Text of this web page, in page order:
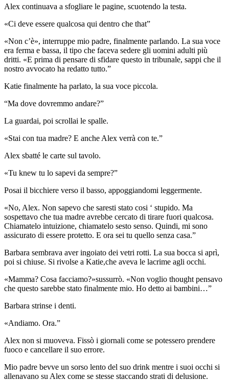
Alex continuava a sfogliare le pagine, scuotendo la testa.
«Ci deve essere qualcosa qui dentro che that”
«Non c’è», interruppe mio padre, finalmente parlando. La sua voce
era ferma e bassa, il tipo che faceva sedere gli uomini adulti più
dritti. «E prima di pensare di sfidare questo in tribunale, sappi che il
nostro avvocato ha redatto tutto.”
Katie finalmente ha parlato, la sua voce piccola.
“Ma dove dovremmo andare?”
La guardai, poi scrollai le spalle.
«Stai con tua madre? E anche Alex verrà con te.”
Alex sbatté le carte sul tavolo.
«Tu knew tu lo sapevi da sempre?”
Posai il bicchiere verso il basso, appoggiandomi leggermente.
«No, Alex. Non sapevo che saresti stato cosi ‘ stupido. Ma
sospettavo che tua madre avrebbe cercato di tirare fuori qualcosa.
Chiamatelo intuizione, chiamatelo sesto senso. Quindi, mi sono
assicurato di essere protetto. E ora sei tu quello senza casa.”
Barbara sembrava aver ingoiato dei vetri rotti. La sua bocca si aprì,
poi si chiuse. Si rivolse a Katie,che aveva le lacrime agli occhi.
«Mamma? Cosa facciamo?»sussurrò. «Non voglio thought pensavo
che questo sarebbe stato finalmente mio. Ho detto ai bambini…”
Barbara strinse i denti.
«Andiamo. Ora.”
Alex non si muoveva. Fissò i giornali come se potessero prendere
fuoco e cancellare il suo errore.
Mio padre bevve un sorso lento del suo drink mentre i suoi occhi si
allenavano su Alex come se stesse staccando strati di delusione.